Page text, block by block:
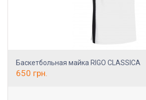
Баскетбольная майка RIGO CLASSICA
650 грн.